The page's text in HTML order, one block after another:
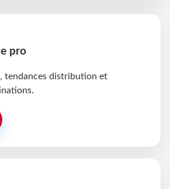
pro
tendances distribution et